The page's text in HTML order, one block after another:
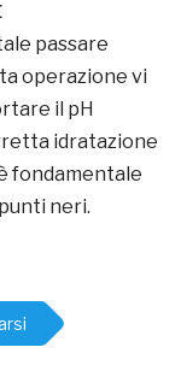
passare
operazione vi
il pH
idratazione
fondamentale
neri.